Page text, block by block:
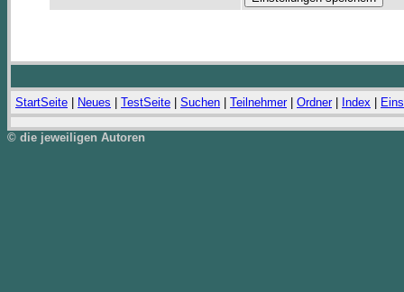
StartSeite Neues TestSeite Suchen Teilnehmer| Ordner| Index
© die jeweiligen Autoren